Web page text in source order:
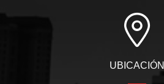
UBICACIÓN